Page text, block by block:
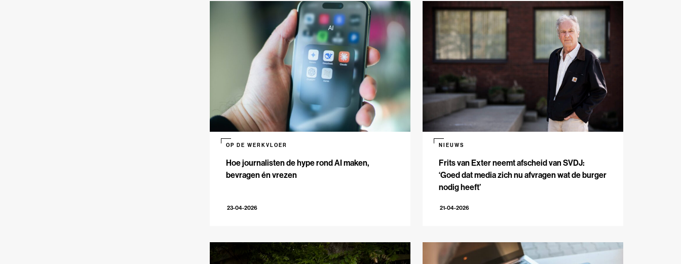
Hoe journalisten de hype rond AI maken,
bevragen én vrezen
OP DE WERKVLOER
23-04-2026
Frits van Exter neemt afscheid van SVDJ:
‘Goed dat media zich nu afvragen wat de burger
nodig heeft’
NIEUWS
21-04-2026